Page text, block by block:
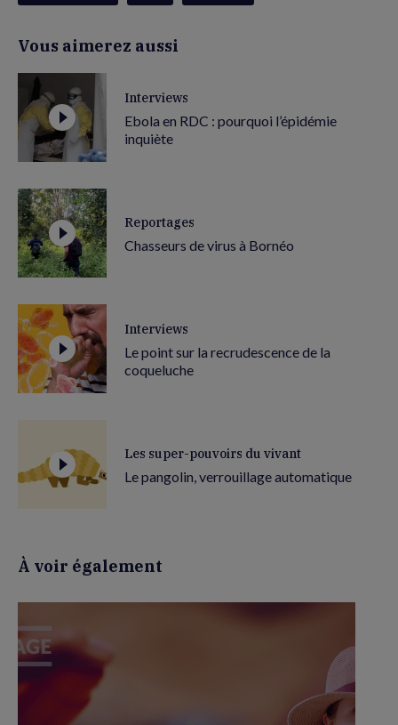
Vous aimerez aussi
Interviews
Ebola en RDC : pourquoi l’épidémie
inquiète
Reportages
Chasseurs de virus à Bornéo
Interviews
Le point sur la recrudescence de la
coqueluche
Les super-pouvoirs du vivant
Le pangolin, verrouillage automatique
À voir également